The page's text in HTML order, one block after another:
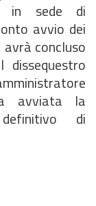
in sede di
avvio dei
concluso
avviata la
di